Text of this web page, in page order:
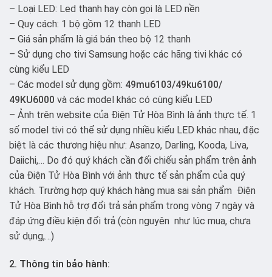
– Loại LED: Led thanh hay còn gọi là LED nền
– Quy cách: 1 bộ gồm 12 thanh LED
– Giá sản phẩm là giá bán theo bộ 12 thanh
– Sử dụng cho tivi Samsung hoặc các hãng tivi khác có
cùng kiểu LED
– Các model sử dụng gồm: 49mu6103/49ku6100/
49KU6000 và các model khác có cùng kiểu LED
– Ảnh trên website của Điện Tử Hòa Bình là ảnh thực tế. 1
số model tivi có thể sử dụng nhiều kiểu LED khác nhau, đặc
biệt là các thương hiệu như: Asanzo, Darling, Kooda, Liva,
Daiichi,… Do đó quý khách cần đối chiếu sản phẩm trên ảnh
của Điện Tử Hòa Bình với ảnh thực tế sản phẩm của quý
khách. Trường hợp quý khách hàng mua sai sản phẩm Điện
Tử Hòa Bình hỗ trợ đổi trả sản phẩm trong vòng 7 ngày và
đáp ứng điều kiện đổi trả (còn nguyên như lúc mua, chưa
sử dụng,…)
2. Thông tin bảo hành: